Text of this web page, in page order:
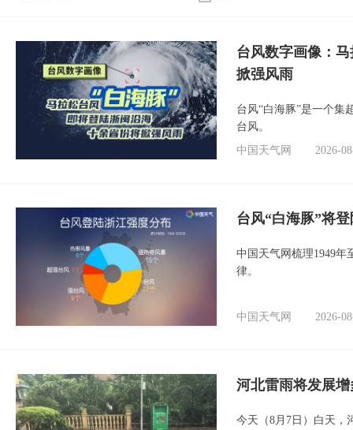
台风数字画像：
掀强风雨
台风“白海豚”是一个集
台风。
中国天气网
2026-
台风“白海豚”将
中国天气网梳理1949年
律。
中国天气网 2026-
河北雷雨将发展
今天（8月7日）白天，